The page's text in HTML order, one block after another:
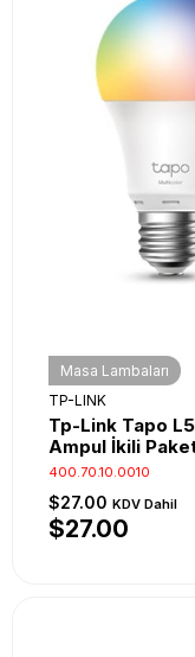
Masa Lambaları
TP-LINK
Tp-Link Tapo
Ampul İkili
400.70.10.0010
$27.00 KDV Dahil
$27.00